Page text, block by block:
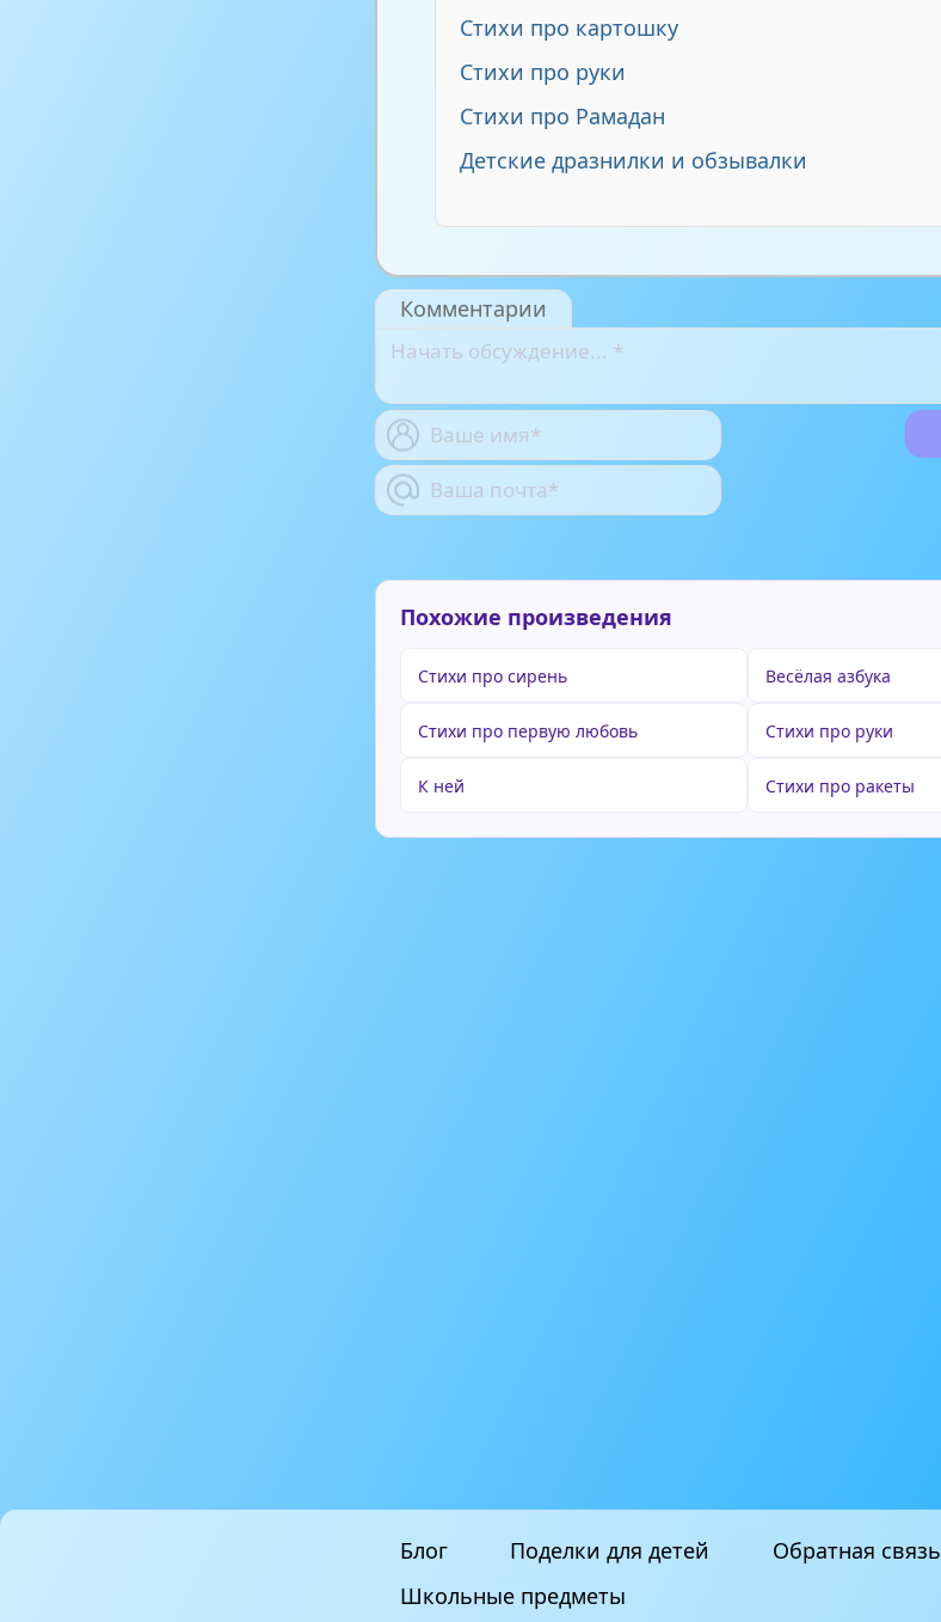
Стихи про картошку
Стихи про руки
Стихи про Рамадан
Детские дразнилки и обзывалки
Комментарии
Похожие произведения
Стихи про сирень Весёлая азбука
Стихи про первую любовь Стихи про руки
К ней Стихи про ракеты
Блог Поделки для детей Обратная связь
Школьные предметы